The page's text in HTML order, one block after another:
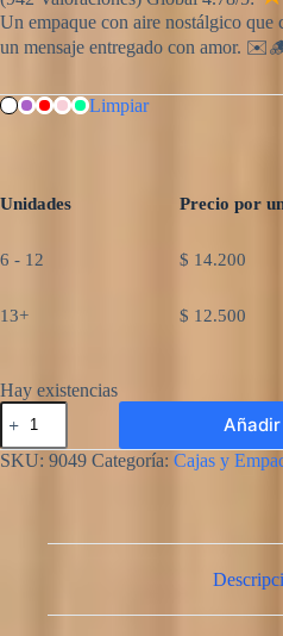
Un empaque con aire nostálgico que
un mensaje entregado con amor.
Limpiar
Unidades Precio por
6 - 12 $ 14.200
13+ $ 12.500
Hay existencias
Caja
Postal
cantidad
SKU: 9049 Categoría: Cajas y